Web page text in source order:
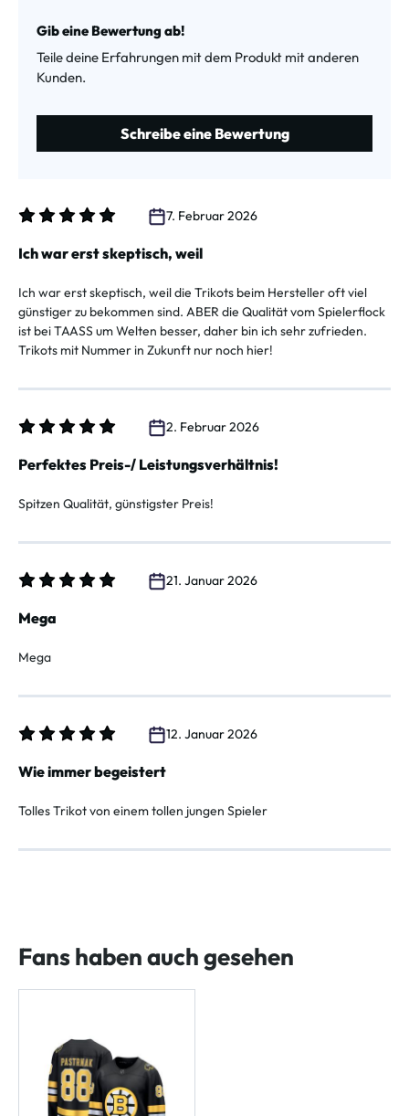
Gib eine Bewertung ab!
Teile deine Erfahrungen mit dem Produkt mit anderen
Kunden.
Schreibe eine Bewertung
7. Februar 2026
Ich war erst skeptisch, weil
Ich war erst skeptisch, weil die Trikots beim Hersteller oft viel
günstiger zu bekommen sind. ABER die Qualität vom Spielerflock
ist bei TAASS um Welten besser, daher bin ich sehr zufrieden.
Trikots mit Nummer in Zukunft nur noch hier!
2. Februar 2026
Perfektes Preis-/ Leistungsverhältnis!
Spitzen Qualität, günstigster Preis!
21. Januar 2026
Mega
Mega
12. Januar 2026
Wie immer begeistert
Tolles Trikot von einem tollen jungen Spieler
Fans haben auch gesehen